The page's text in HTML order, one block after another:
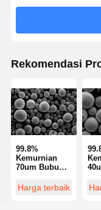
Mikrosfer Silika
Mikrosfer Silika
Silika Nanosfer
Kosmetik
Bubuk Silika
Bubuk Nano Silika
Rekomendasi
99.8%
Kemurnian
70um Bubuk
Seri Bola
Alumina SA-Z
Harga terbaik